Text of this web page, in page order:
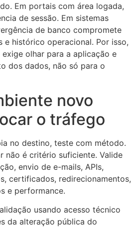
Em portais com área logada,
de sessão. Em sistemas
de banco compromete
e histórico operacional. Por isso,
olhar para a aplicação e
dos dados, não só para o
novo
o tráfego
no destino, teste com método.
não é critério suficiente. Valide
envio de e-mails, APIs,
certificados, redirecionamentos,
e performance.
usando acesso técnico
da alteração pública do